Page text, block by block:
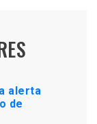
alerta
de